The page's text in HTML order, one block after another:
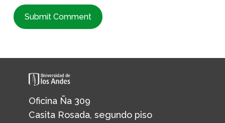
Oficina Ña 309
Casita Rosada, segundo piso